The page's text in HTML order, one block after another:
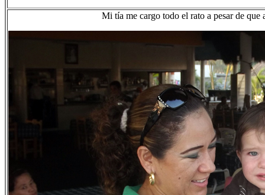
Mi tía me cargo todo el rato a pesar de que